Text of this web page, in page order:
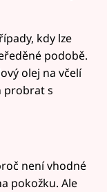
kdy lze
podobě.
olej na včelí
probrat s
není vhodné
pokožku. Ale